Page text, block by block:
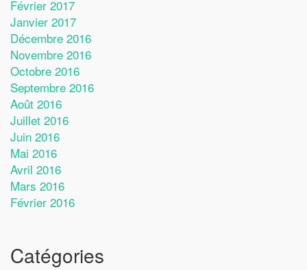
Février 2017
Janvier 2017
Décembre 2016
Novembre 2016
Octobre 2016
Septembre 2016
Août 2016
Juillet 2016
Juin 2016
Mai 2016
Avril 2016
Mars 2016
Février 2016
Catégories